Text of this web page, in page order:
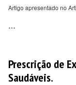
Artigo apresentado no
...
Prescrição de
Saudáveis.